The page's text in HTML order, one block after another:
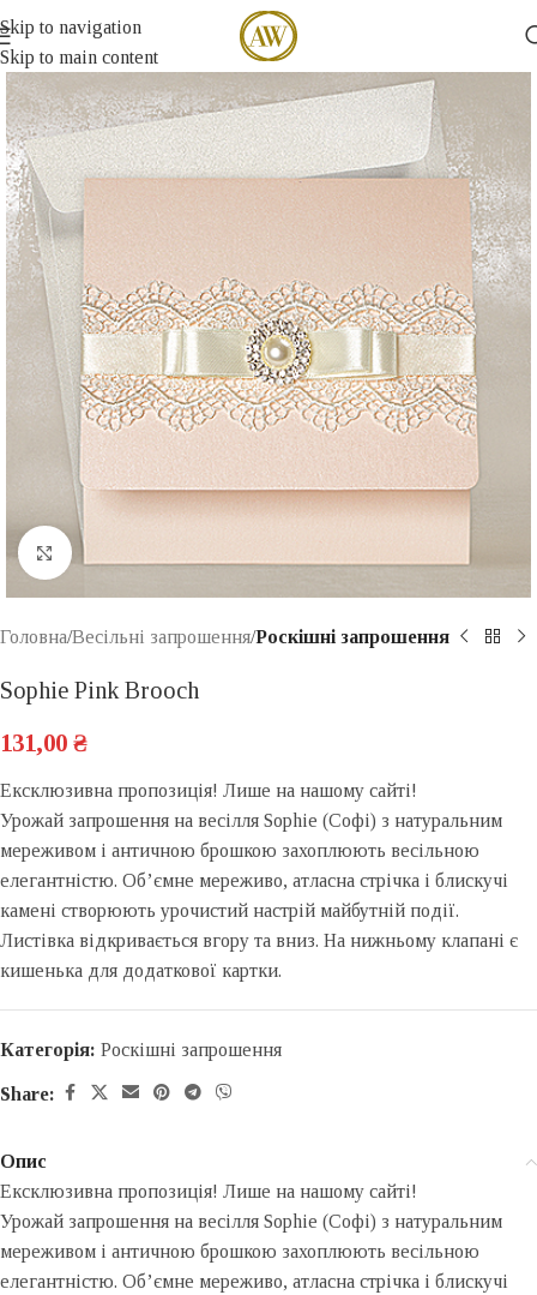
Skip to navigation
Skip to main content
Click to enlarge
Головна Весільні запрошення Роскішні запрошення
Sophie Pink Brooch
131,00 ₴
Ексклюзивна пропозиція! Лише на нашому сайті!
Урожай запрошення на весілля Sophie (Софі) з натуральним
мереживом і античною брошкою захоплюють весільною
елегантністю. Об’ємне мереживо, атласна стрічка і блискучі
камені створюють урочистий настрій майбутній події.
Листівка відкривається вгору та вниз. На нижньому клапані є
кишенька для додаткової картки.
Категорія: Роскішні запрошення
Share:
Опис
Ексклюзивна пропозиція! Лише на нашому сайті!
Урожай запрошення на весілля Sophie (Софі) з натуральним
мереживом і античною брошкою захоплюють весільною
елегантністю. Об’ємне мереживо, атласна стрічка і блискучі